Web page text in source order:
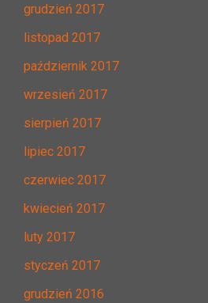
grudzień 2017
listopad 2017
październik 2017
wrzesień 2017
sierpień 2017
lipiec 2017
czerwiec 2017
kwiecień 2017
luty 2017
styczeń 2017
grudzień 2016